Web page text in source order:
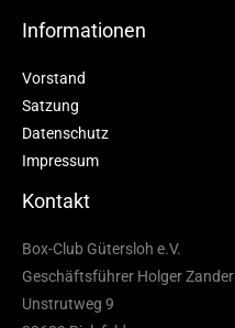
Informationen
Vorstand
Satzung
Datenschutz
Impressum
Kontakt
Box-Club Gütersloh e.V.
Geschäftsführer Holger Zander
Unstrutweg 9